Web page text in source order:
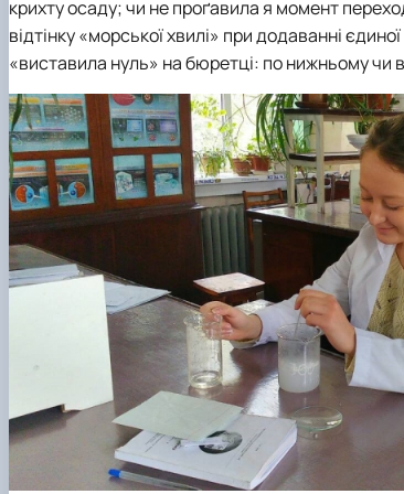
крихту осаду; чи не проґавила я момент
відтінку «морської хвилі» при додаванні
«виставила нуль» на бюретці: по нижньому чи